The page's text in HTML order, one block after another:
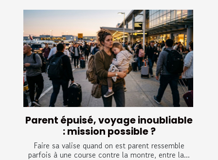
Parent épuisé, voyage inoubliable
: mission possible ?
Faire sa valise quand on est parent ressemble
parfois à une course contre la montre, entre la...